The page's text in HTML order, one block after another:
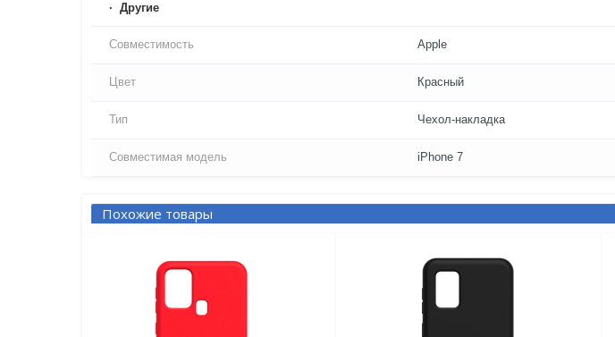
Другие
Совместимость Apple
Цвет Красный
Тип Чехол-накладка
Совместимая модель iPhone 7
Похожие товары